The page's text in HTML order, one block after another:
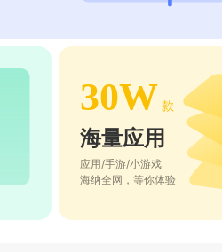
30W 款
海量应用
应用/手游/小游戏
海纳全网，等你体验